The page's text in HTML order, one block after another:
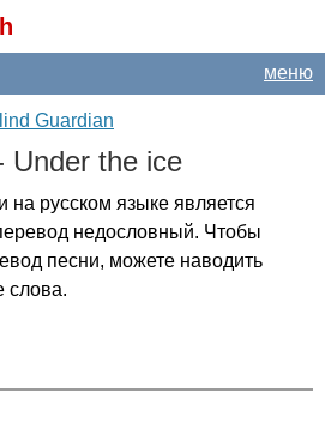
меню
Guardian
Under the ice
русском языке является
недословный. Чтобы
песни, можете наводить
слова.